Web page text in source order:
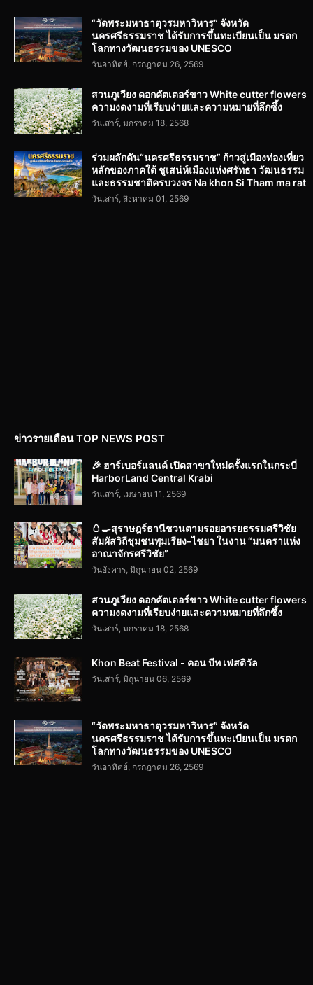
“วัดพระมหาธาตุวรมหาวิหาร” จังหวัด
นครศรีธรรมราช ได้รับการขึ้นทะเบียนเป็น มรดก
โลกทางวัฒนธรรมของ UNESCO
วันอาทิตย์, กรกฎาคม 26, 2569
สวนภูเวียง ดอกคัตเตอร์ขาว White cutter flowers
ความงดงามที่เรียบง่ายและความหมายที่ลึกซึ้ง
วันเสาร์, มกราคม 18, 2568
ร่วมผลักดัน“นครศรีธรรมราช” ก้าวสู่เมืองท่องเที่ยว
หลักของภาคใต้ ชูเสน่ห์เมืองแห่งศรัทธา วัฒนธรรม
และธรรมชาติครบวงจร Na khon Si Tham ma rat
วันเสาร์, สิงหาคม 01, 2569
ข่าวรายเดือน TOP NEWS POST
🎉 ฮาร์เบอร์แลนด์ เปิดสาขาใหม่ครั้งแรกในกระบี่
HarborLand Central Krabi
วันเสาร์, เมษายน 11, 2569
🥚🍳สุราษฎร์ธานีชวนตามรอยอารยธรรมศรีวิชัย
สัมผัสวิถีชุมชนพุมเรียง–ไชยา ในงาน “มนตราแห่ง
อาณาจักรศรีวิชัย”
วันอังคาร, มิถุนายน 02, 2569
สวนภูเวียง ดอกคัตเตอร์ขาว White cutter flowers
ความงดงามที่เรียบง่ายและความหมายที่ลึกซึ้ง
วันเสาร์, มกราคม 18, 2568
Khon Beat Festival - คอน บีท เฟสติวัล
วันเสาร์, มิถุนายน 06, 2569
“วัดพระมหาธาตุวรมหาวิหาร” จังหวัด
นครศรีธรรมราช ได้รับการขึ้นทะเบียนเป็น มรดก
โลกทางวัฒนธรรมของ UNESCO
วันอาทิตย์, กรกฎาคม 26, 2569